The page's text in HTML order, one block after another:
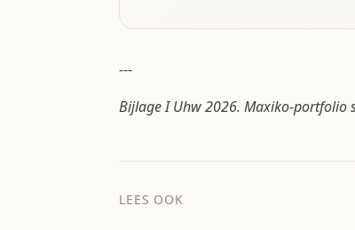
---
Bijlage I Uhw 2026. Maxiko-portfolio
LEES OOK